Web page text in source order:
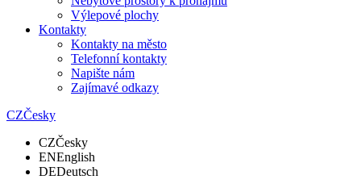
Výlepové plochy
Kontakty
Kontakty na město
Telefonní kontakty
Napište nám
Zajímavé odkazy
CZČesky
CZČesky
ENEnglish
DEDeutsch